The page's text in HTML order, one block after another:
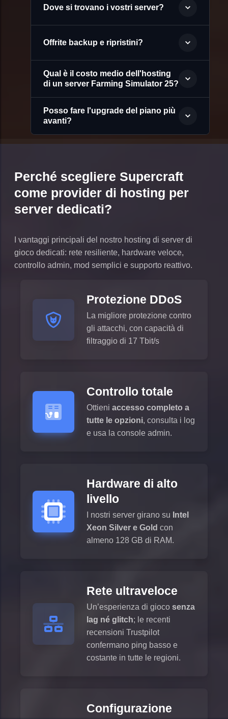
Dove si trovano i vostri server?
Offrite backup e ripristini?
Qual è il costo medio dell'hosting
di un server Farming Simulator 25?
Posso fare l'upgrade del piano più
avanti?
Perché scegliere Supercraft
come provider di hosting per
server dedicati?
I vantaggi principali del nostro hosting di server di
gioco dedicati: rete resiliente, hardware veloce,
controllo admin, mod semplici e supporto reattivo.
Protezione DDoS
La migliore protezione contro
gli attacchi, con capacità di
filtraggio di 17 Tbit/s
Controllo totale
Ottieni accesso completo a
tutte le opzioni, consulta i log
e usa la console admin.
Hardware di alto
livello
I nostri server girano su Intel
Xeon Silver e Gold con
almeno 128 GB di RAM.
Rete ultraveloce
Un’esperienza di gioco senza
lag né glitch; le recenti
recensioni Trustpilot
confermano ping basso e
costante in tutte le regioni.
Configurazione